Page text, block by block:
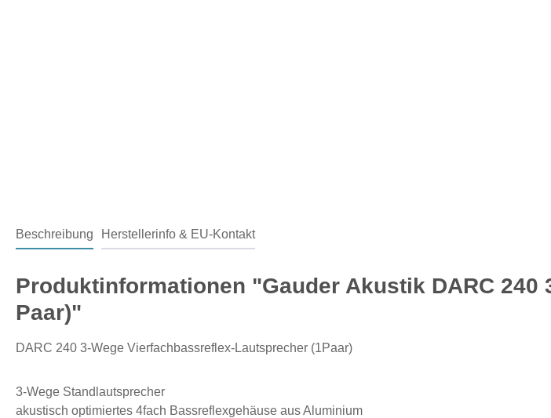
Beschreibung Herstellerinfo & EU-Kontakt
Produktinformationen "Gauder Akustik DARC
Paar)"
DARC 240 3-Wege Vierfachbassreflex-Lautsprecher (1Paar)
3-Wege Standlautsprecher
akustisch optimiertes 4fach Bassreflexgehäuse aus Aluminium